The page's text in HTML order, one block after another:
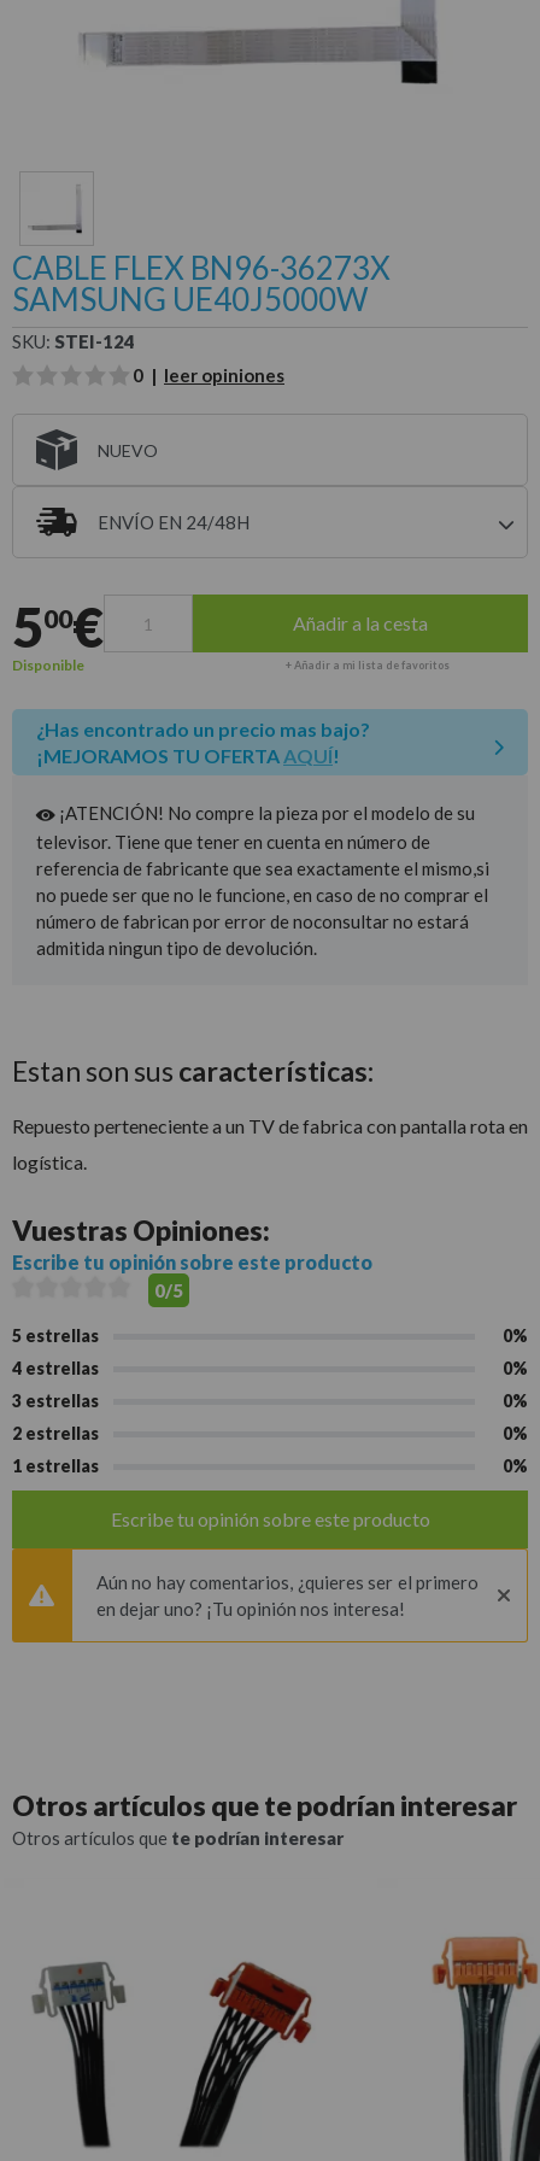
CABLE FLEX BN96-36273X
SAMSUNG UE40J5000W
SKU: STEI-124
0 | leer opiniones
NUEVO
ENVÍO EN 24/48H
500€ Añadir a la cesta
Disponible + Añadir a mi lista de favoritos
¿Has encontrado un precio mas bajo?
¡MEJORAMOS TU OFERTA AQUÍ!
¡ATENCIÓN! No compre la pieza por el modelo de su
televisor. Tiene que tener en cuenta en número de
referencia de fabricante que sea exactamente el mismo,si
no puede ser que no le funcione, en caso de no comprar el
número de fabrican por error de noconsultar no estará
admitida ningun tipo de devolución.
Estan son sus características:
Repuesto perteneciente a un TV de fabrica con pantalla rota en
logística.
Vuestras Opiniones:
Escribe tu opinión sobre este producto
0/5
5 estrellas
0%
4 estrellas
0%
3 estrellas
0%
2 estrellas
0%
1 estrellas
0%
Escribe tu opinión sobre este producto
Aún no hay comentarios, ¿quieres ser el primero
en dejar uno? ¡Tu opinión nos interesa!
Otros artículos quete podrían interesar
Otros artículos que te podrían interesar